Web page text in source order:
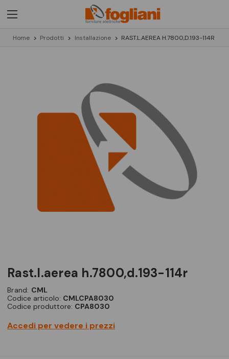
Home Prodotti Installazione RAST.L.AEREA H.7800,D.193-114R
rast.l.aerea h.7800,d.193-114r
Brand: CML
Codice articolo: CMLCPA8030
Codice produttore: CPA8030
Accedi per vedere i prezzi